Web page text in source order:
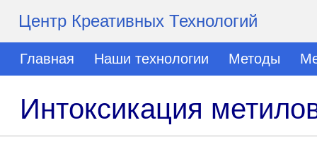
Центр Креативных Технологий
Главная Наши технологии Методы
Интоксикация